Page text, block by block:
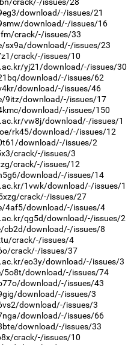
download/-/issues/21
download/-/issues/16
crack/-/issues/33
sx9a/download/-/issues/23
crack/-/issues/10
yj21/download/-/issues/30
download/-/issues/62
download/-/issues/46
9itz/download/-/issues/17
download/-/issues/150
vw8j/download/-/issues/1
rk45/download/-/issues/12
download/-/issues/2
crack/-/issues/3
crack/-/issues/12
download/-/issues/14
1vwk/download/-/issues/1
crack/-/issues/27
4af5/download/-/issues/4
qg5d/download/-/issues/2
cb2d/download/-/issues/8
crack/-/issues/4
crack/-/issues/37
eo3y/download/-/issues/3
5o8t/download/-/issues/74
download/-/issues/43
download/-/issues/3
download/-/issues/3
download/-/issues/66
download/-/issues/33
crack/-/issues/10